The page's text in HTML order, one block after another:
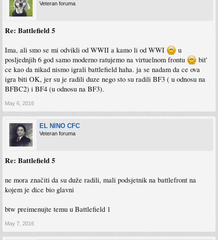
Veteran foruma
Re: Battlefield 5
Ima, ali smo se mi odvikli od WWII a kamo li od WWI
u
posljednjih 6 god samo moderno ratujemo na virtuelnom frontu
bit'
ce kao da nikad nismo igrali battlefield haha. ja se nadam da ce ova
igra biti OK, jer su je radili duze nego sto su radili BF3 ( u odnosu na
BFBC2) i BF4 (u odnosu na BF3).
May 6, 2016
EL NINO CFC
Veteran foruma
Re: Battlefield 5
ne mora značiti da su duže radili, mali podsjetnik na battlefront na
kojem je dice bio glavni
btw preimenujte temu u Battlefield 1
May 7, 2016